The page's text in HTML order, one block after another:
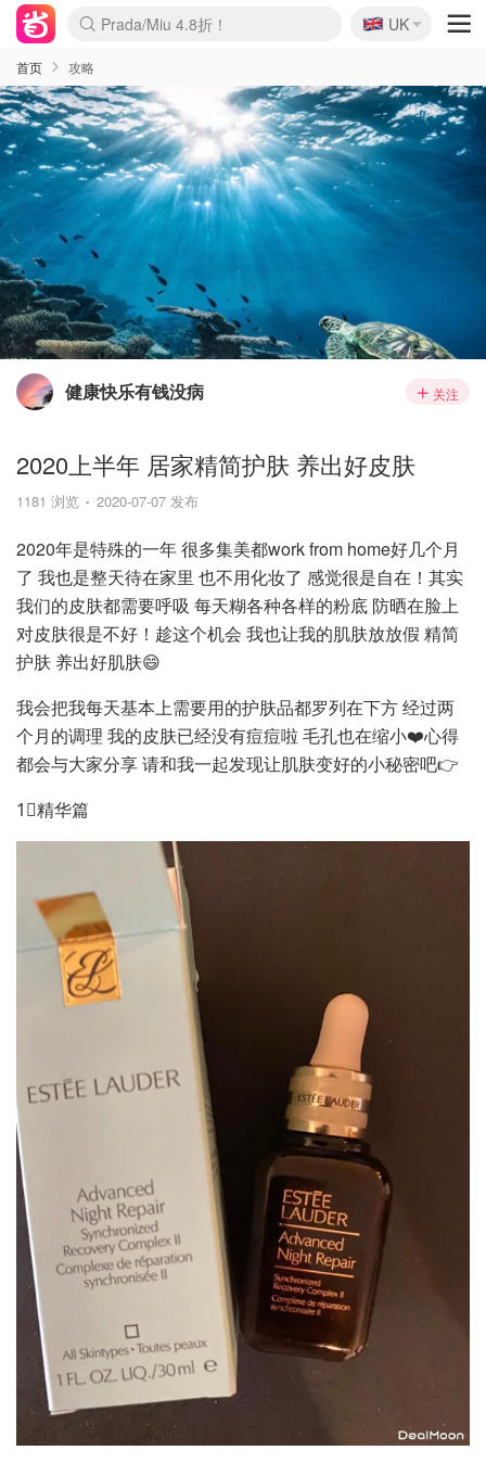
Prada/Miu 4.8折！
🇬🇧
UK
首页 攻略
健康快乐有钱没病 关注
2020上半年 居家精简护肤 养出好皮肤
1181 浏览 2020-07-07 发布
2020年是特殊的一年 很多集美都work from home好几个月
了 我也是整天待在家里 也不用化妆了 感觉很是自在！其实
我们的皮肤都需要呼吸 每天糊各种各样的粉底 防晒在脸上
对皮肤很是不好！趁这个机会 我也让我的肌肤放放假 精简
护肤 养出好肌肤😄
我会把我每天基本上需要用的护肤品都罗列在下方 经过两
个月的调理 我的皮肤已经没有痘痘啦 毛孔也在缩小❤️心得
都会与大家分享 请和我一起发现让肌肤变好的小秘密吧👉
1⃣️精华篇